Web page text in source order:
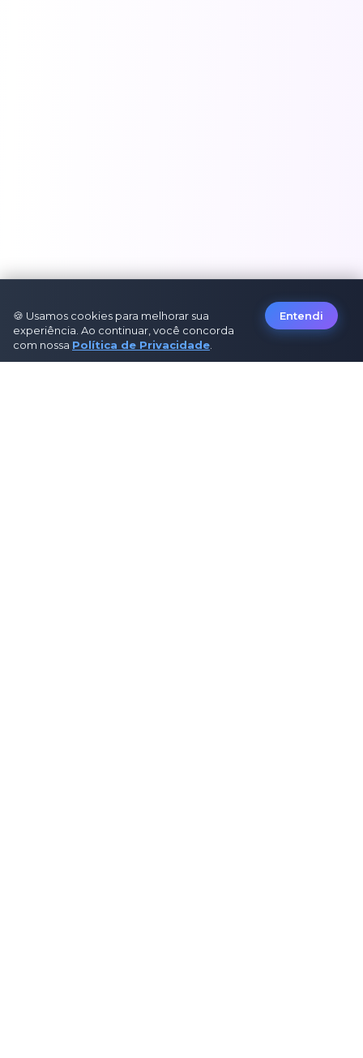
🍪 Usamos cookies para melhorar sua
experiência. Ao continuar, você concorda
com nossa Política de Privacidade
Entendi